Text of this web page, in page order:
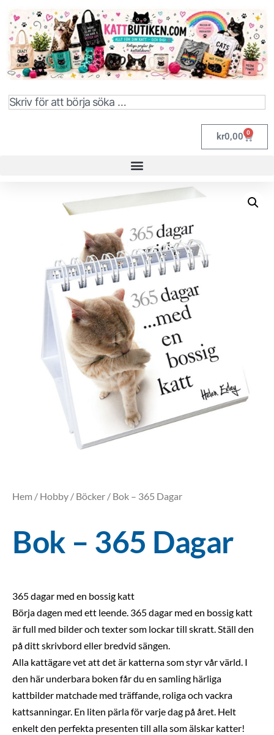
kr0,00 0
Hem / Hobby / Böcker / Bok – 365 Dagar
Bok – 365 Dagar
365 dagar med en bossig katt
Börja dagen med ett leende. 365 dagar med en bossig katt
är full med bilder och texter som lockar till skratt. Ställ den
på ditt skrivbord eller bredvid sängen.
Alla kattägare vet att det är katterna som styr vår värld. I
den här underbara boken får du en samling härliga
kattbilder matchade med träffande, roliga och vackra
kattsanningar. En liten pärla för varje dag på året. Helt
enkelt den perfekta presenten till alla som älskar katter!